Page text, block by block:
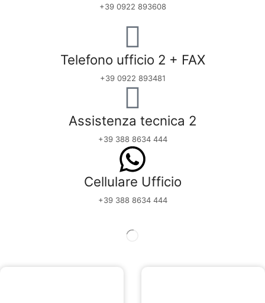
+39 0922 893608
Telefono ufficio 2 + FAX
+39 0922 893481
Assistenza tecnica 2
+39 388 8634 444
Cellulare Ufficio
+39 388 8634 444